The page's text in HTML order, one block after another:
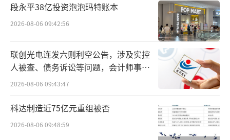
去年，东鹏饮料重磅推出首款无糖茶新
品“鹏友饮茶-乌龙上茶”，今年2月中旬，东
鹏饮料再加码无糖茶赛道，推出“普洱上
茶”“茉莉上茶”两种新品，还将与高校共建
茶叶深加工及饮品开发联合研究中心。
推新。4月17日，达利朝葉无糖茶重磅亮相“第
七届中国饮品创新增长大会”，不仅受到现场
段永平38亿投资泡泡玛特账本
2026-08-06 09:42:56
联创光电连发六则利空公告，涉及实控
人被查、债务诉讼等问题，会计师事务
所曾出具“保留意见”
2026-08-06 09:43:47
科达制造近75亿元重组被否
2026-08-06 09:48:59